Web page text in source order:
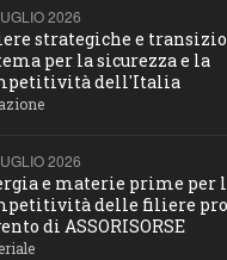
2026
strategiche e
per la sicurezza e la
dell'Italia
2026
e materie prime per
delle filiere
di ASSORISORSE